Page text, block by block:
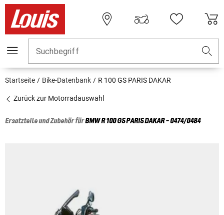
Suchbegriff
Startseite Bike-Datenbank R 100 GS PARIS DAKAR
Zurück zur Motorradauswahl
Ersatzteile und Zubehör fürBMWR 100 GS PARIS DAKAR - 0474/0484